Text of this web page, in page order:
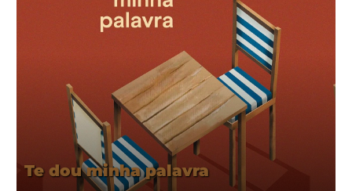
Te dou minha palavra